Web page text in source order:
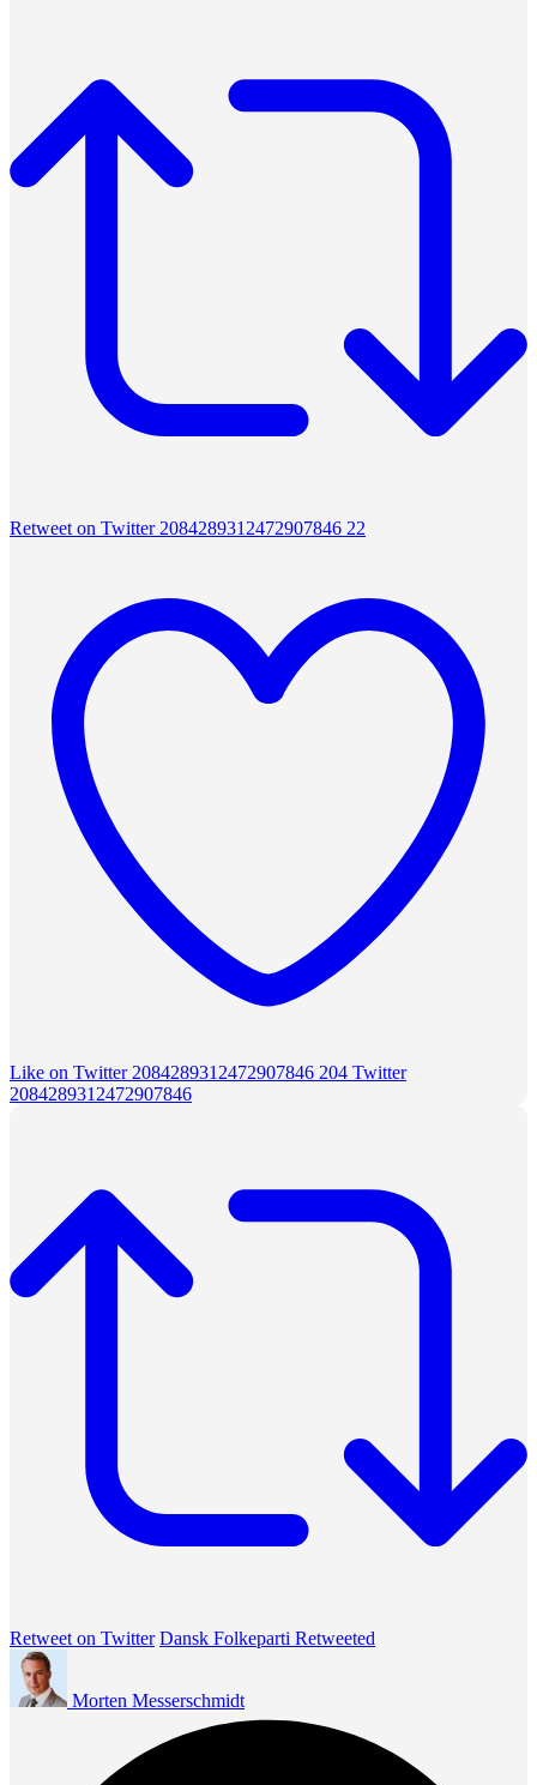
Retweet on Twitter 2084289312472907846 22
Like on Twitter 2084289312472907846 204 Twitter
2084289312472907846
Retweet on Twitter Dansk Folkeparti Retweeted
Morten Messerschmidt